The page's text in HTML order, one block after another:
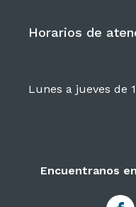
Horarios de
Lunes a jueves de
Encuentranos